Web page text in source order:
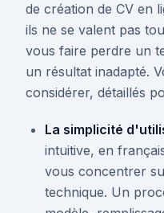
de création de CV en
ils ne se valent pas
vous faire perdre un
un résultat inadapté.
considérer, détaillés
La simplicité
intuitive, en
vous concentrer
technique. Un